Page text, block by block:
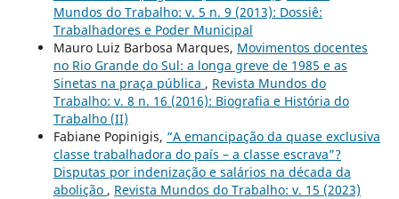
Mundos do Trabalho: v. 5 n. 9 (2013): Dossiê:
Trabalhadores e Poder Municipal
Mauro Luiz Barbosa Marques, Movimentos docentes
no Rio Grande do Sul: a longa greve de 1985 e as
Sinetas na praça pública , Revista Mundos do
Trabalho: v. 8 n. 16 (2016): Biografia e História do
Trabalho (II)
Fabiane Popinigis, “A emancipação da quase exclusiva
classe trabalhadora do país – a classe escrava”?
Disputas por indenização e salários na década da
abolição , Revista Mundos do Trabalho: v. 15 (2023)